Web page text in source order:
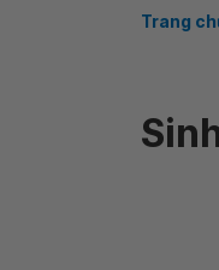
Trang